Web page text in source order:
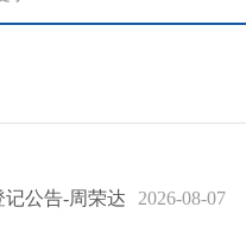
公告-周荣达 2026-08-07